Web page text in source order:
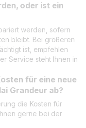
oder ist ein
werden, sofern
bleibt. Bei größeren
ist, empfehlen
Service steht Ihnen in
für eine neue
Grandeur ab?
die Kosten für
gerne bei der